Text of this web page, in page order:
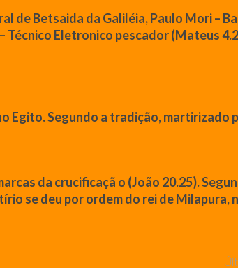
de Betsaida da Galiléia, Paulo Mori –
Técnico Eletronico pescador (Mateus
Egito. Segundo a tradição, martirizado
da crucificaçã o (João 20.25).
se deu por ordem do rei de Milapura,